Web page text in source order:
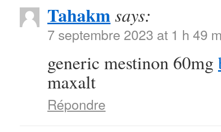
Tahakmsays:
7 septembre 2023 at 1 h 49
generic mestinon 60mg
maxalt
Répondre